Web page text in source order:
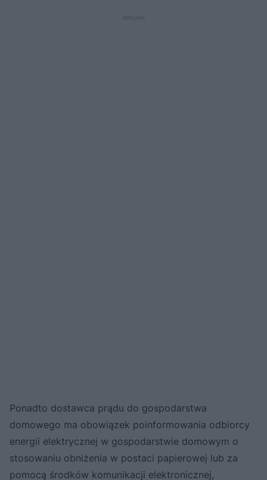
Ponadto dostawca prądu do gospodarstwa
domowego ma obowiązek poinformowania odbiorcy
energii elektrycznej w gospodarstwie domowym o
stosowaniu obniżenia w postaci papierowej lub za
pomocą środków komunikacji elektronicznej,